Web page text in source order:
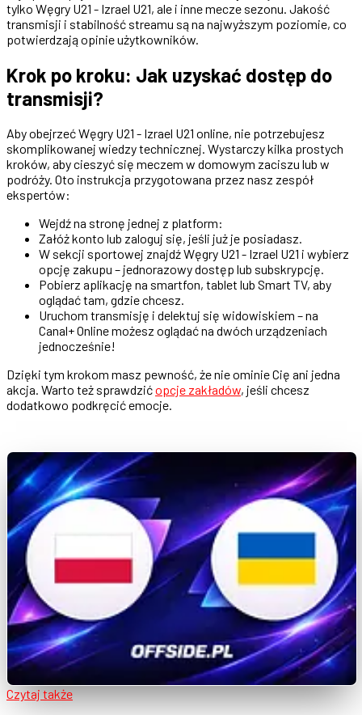
tylko Węgry U21 - Izrael U21, ale i inne mecze sezonu. Jakość
transmisji i stabilność streamu są na najwyższym poziomie, co
potwierdzają opinie użytkowników.
Krok po kroku: Jak uzyskać dostęp do
transmisji?
Aby obejrzeć Węgry U21 - Izrael U21 online, nie potrzebujesz
skomplikowanej wiedzy technicznej. Wystarczy kilka prostych
kroków, aby cieszyć się meczem w domowym zaciszu lub w
podróży. Oto instrukcja przygotowana przez nasz zespół
ekspertów:
Wejdź na stronę jednej z platform:
Załóż konto lub zaloguj się, jeśli już je posiadasz.
W sekcji sportowej znajdź Węgry U21 - Izrael U21 i wybierz
opcję zakupu – jednorazowy dostęp lub subskrypcję.
Pobierz aplikację na smartfon, tablet lub Smart TV, aby
oglądać tam, gdzie chcesz.
Uruchom transmisję i delektuj się widowiskiem – na
Canal+ Online możesz oglądać na dwóch urządzeniach
jednocześnie!
Dzięki tym krokom masz pewność, że nie ominie Cię ani jedna
akcja. Warto też sprawdzićopcje zakładów, jeśli chcesz
dodatkowo podkręcić emocje.
Czytaj także